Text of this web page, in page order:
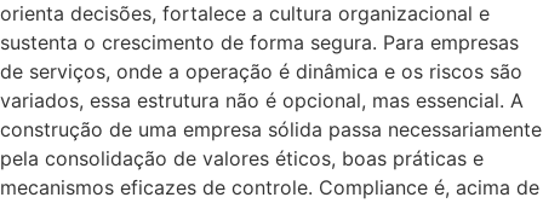
orienta decisões, fortalece a cultura organizacional e
sustenta o crescimento de forma segura. Para empresas
de serviços, onde a operação é dinâmica e os riscos são
variados, essa estrutura não é opcional, mas essencial. A
construção de uma empresa sólida passa necessariamente
pela consolidação de valores éticos, boas práticas e
mecanismos eficazes de controle. Compliance é, acima de